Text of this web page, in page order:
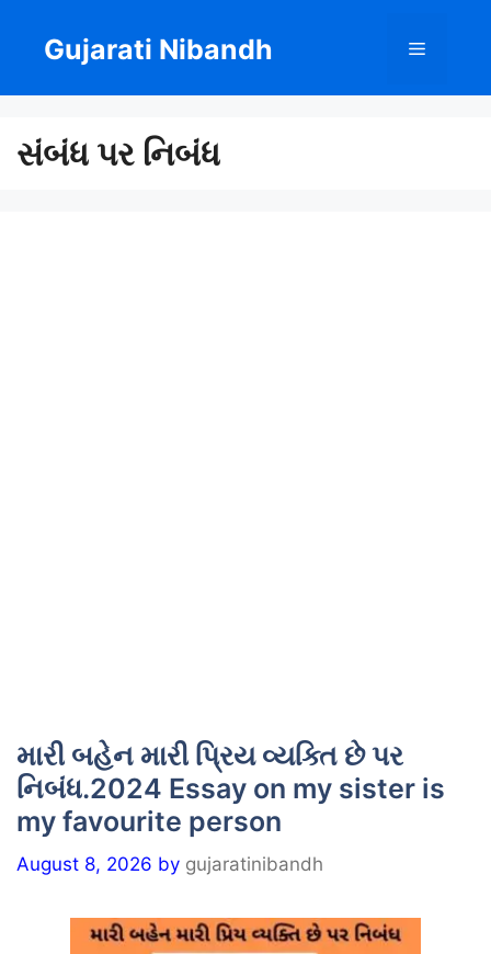
content
Gujarati Nibandh Menu
સંબંધ પર નિબંધ
મારી બહેન મારી પ્રિય વ્યક્તિ છે પર
નિબંધ.2024 Essay on my sister is
my favourite person
August 8, 2026 by gujaratinibandh